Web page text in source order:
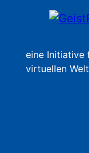
eine Initiative
virtuellen